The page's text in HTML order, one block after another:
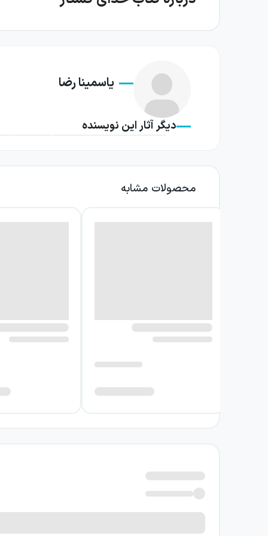
یاسمینا رضا نشان می‌دهد که اختلاف‌ها
تحقیر، سلطه‌جویی و میل به پیروزی است. در
می‌پاشد. به این ترتیب، مسئله دعوای کودکان
می‌دهند و رفتاری که در لحظه بحران نشان
خوانندگان باید انتظار متنی نمایشی، فشرده،
نویسنده کتاب خدای کشتار
یاسمینا رضا در خدای کشتار تمرکز خود را
به موضوع، هم طنزآمیز است و هم انتقادی و از
خرید کتاب خدای کشتار به چه
یاسمینا رضا
دیگر آثار این نویسنده
محصولات مشابه